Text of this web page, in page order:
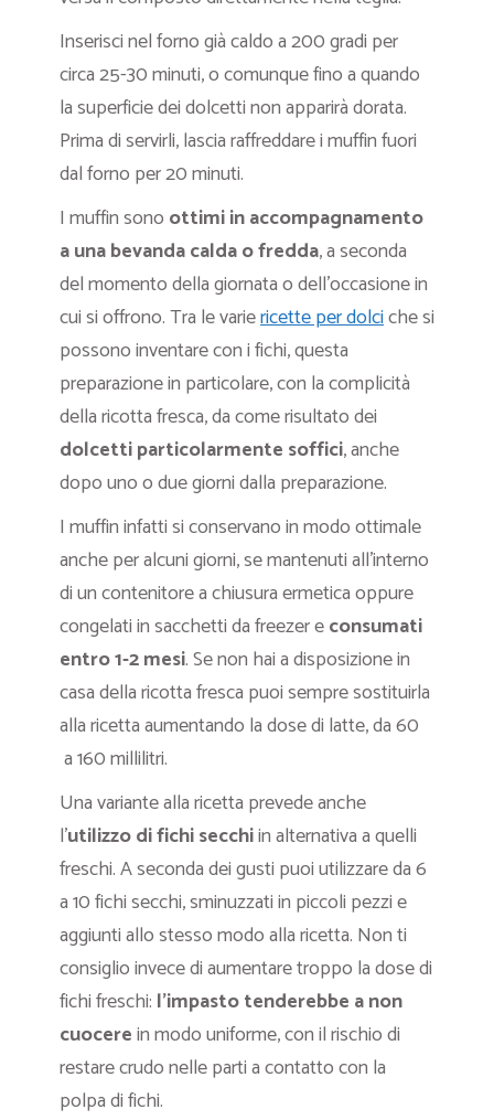
Inserisci nel forno già caldo a 200 gradi per
circa 25-30 minuti, o comunque fino a quando
la superficie dei dolcetti non apparirà dorata.
Prima di servirli, lascia raffreddare i muffin fuori
dal forno per 20 minuti.
I muffin sono ottimi in accompagnamento
a una bevanda calda o fredda, a seconda
del momento della giornata o dell’occasione in
cui si offrono. Tra le variericette per dolciche si
possono inventare con i fichi, questa
preparazione in particolare, con la complicità
della ricotta fresca, da come risultato dei
dolcetti particolarmente soffici, anche
dopo uno o due giorni dalla preparazione.
I muffin infatti si conservano in modo ottimale
anche per alcuni giorni, se mantenuti all’interno
di un contenitore a chiusura ermetica oppure
congelati in sacchetti da freezer econsumati
entro 1-2 mesi. Se non hai a disposizione in
casa della ricotta fresca puoi sempre sostituirla
alla ricetta aumentando la dose di latte, da 60
a 160 millilitri.
Una variante alla ricetta prevede anche
l’utilizzo di fichi secchiin alternativa a quelli
freschi. A seconda dei gusti puoi utilizzare da 6
a 10 fichi secchi, sminuzzati in piccoli pezzi e
aggiunti allo stesso modo alla ricetta. Non ti
consiglio invece di aumentare troppo la dose di
fichi freschi: l’impasto tenderebbe a non
cuocerein modo uniforme, con il rischio di
restare crudo nelle parti a contatto con la
polpa di fichi.